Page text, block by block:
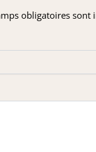
obligatoires sont